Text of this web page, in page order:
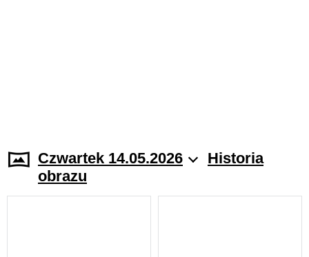
Czwartek 14.05.2026
Historia
obrazu